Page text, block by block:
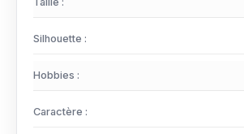
Silhouette :
Hobbies :
Caractère :